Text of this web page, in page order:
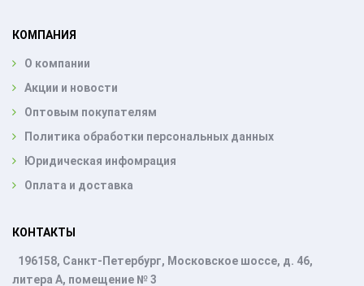
КОМПАНИЯ
О компании
Акции и новости
Оптовым покупателям
Политика обработки персональных данных
Юридическая инфомрация
Оплата и доставка
КОНТАКТЫ
196158, Санкт-Петербург, Московское шоссе, д. 46,
литера А, помещение № 3